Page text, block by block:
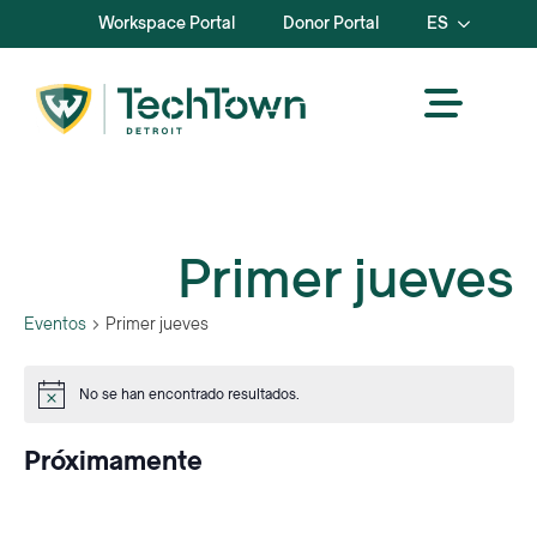
Workspace Portal Donor Portal ES
Primer jueves
Eventos Primer jueves
Aviso No se han encontrado resultados.
Próximamente